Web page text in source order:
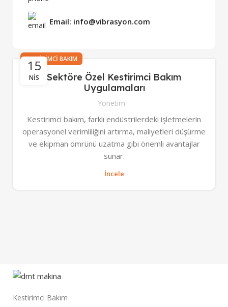
Email: info@vibrasyon.com
15
NIS
KESTIRIMCI BAKIM
Sektöre Özel Kestirimci Bakım
Uygulamaları
Yonetim
Kestirimci bakım, farklı endüstrilerdeki işletmelerin
operasyonel verimliliğini artırma, maliyetleri düşürme
ve ekipman ömrünü uzatma gibi önemli avantajlar
sunar.
İncele
Kestirimci Bakım